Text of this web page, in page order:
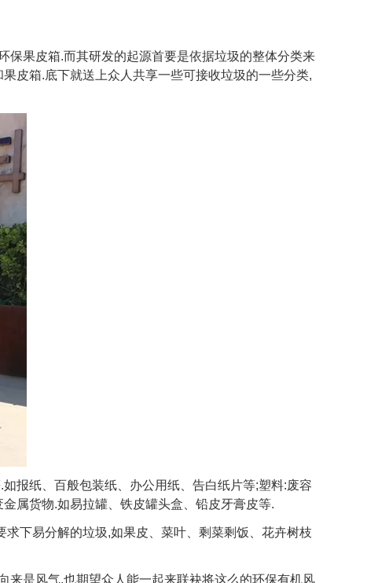
保果皮箱.而其研发的起源首要是依据垃圾的整体分类来
皮箱.底下就送上众人共享一些可接收垃圾的一些分类,
报纸、百般包装纸、办公用纸、告白纸片等;塑料:废容
属货物.如易拉罐、铁皮罐头盒、铅皮牙膏皮等.
下易分解的垃圾,如果皮、菜叶、剩菜剩饭、花卉树枝
是风气,也期望众人能一起来联袂将这么的环保有机风